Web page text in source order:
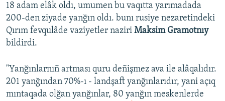
VİDEO
SÜRET
BLOGLAR
FİKİR
Русский
18 adam elâk oldı, umumen bu vaqıtta yarımadada
200-den ziyade yanğın oldı. bunı rusiye nezaretindeki
Qırım fevqulâde vaziyetler naziri Maksim Gramotnıy
bildirdi.
"Yanğınlarnıñ artması quru deñişmez ava ile alâqalıdır.
201 yanğından 70%-ı - landşaft yanğınlarıdır, yani açıq
mıntaqada olğan yanğınlar, 80 yanğın meskenlerde